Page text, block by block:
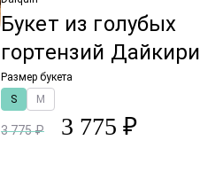
Букет из голубых
гортензий Дайкири
Размер букета
S
M
3 775 ₽ 3 775 ₽